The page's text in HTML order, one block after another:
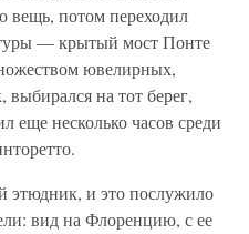
вещь, потом переходил
— крытый мост Понте
ювелирных,
на тот берег,
еще несколько часов среди
этюдник, и это послужило
вид на Флоренцию, с ее